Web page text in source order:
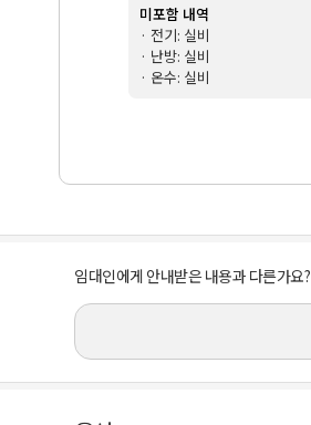
미포함 내역
· 전기: 실비
· 난방: 실비
· 온수: 실비
임대인에게 안내받은 내용과 다른가요?